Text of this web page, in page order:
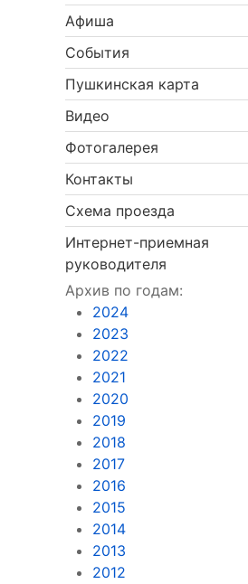
Афиша
События
Пушкинская карта
Видео
Фотогалерея
Контакты
Схема проезда
Интернет-приемная
руководителя
Архив по годам:
2024
2023
2022
2021
2020
2019
2018
2017
2016
2015
2014
2013
2012